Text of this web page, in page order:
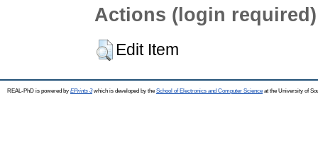
Actions (login required)
Edit Item
REAL-PhD is powered by EPrints 3which is developed by the School of Electronics and Computer Science at the University of